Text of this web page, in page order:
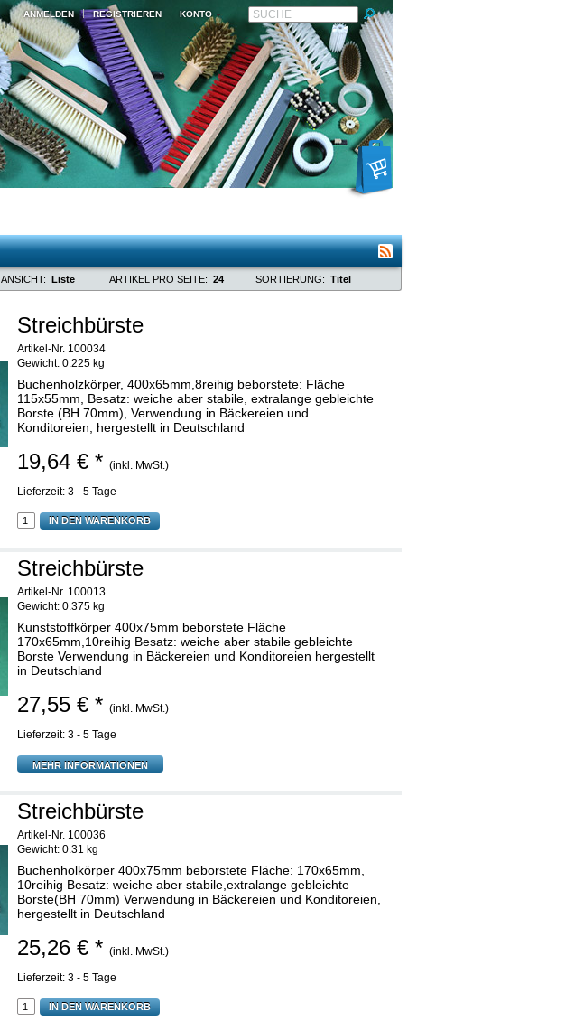
KONTO
ANMELDEN REGISTRIEREN SUCHE
SORTIERUNG: Titel
ARTIKEL PRO SEITE: 24
ANSICHT: Liste
Streichbürste
Artikel-Nr. 100034
Gewicht: 0.225 kg
Buchenholzkörper, 400x65mm,8reihig beborstete: Fläche
115x55mm, Besatz: weiche aber stabile, extralange gebleichte
Borste (BH 70mm), Verwendung in Bäckereien und
Konditoreien, hergestellt in Deutschland
19,64 € * (inkl. MwSt.)
Lieferzeit: 3 - 5 Tage
IN DEN WARENKORB
Streichbürste
Artikel-Nr. 100013
Gewicht: 0.375 kg
Kunststoffkörper 400x75mm beborstete Fläche
170x65mm,10reihig Besatz: weiche aber stabile gebleichte
Borste Verwendung in Bäckereien und Konditoreien hergestellt
in Deutschland
27,55 € * (inkl. MwSt.)
Lieferzeit: 3 - 5 Tage
MEHR INFORMATIONEN
Streichbürste
Artikel-Nr. 100036
Gewicht: 0.31 kg
Buchenholkörper 400x75mm beborstete Fläche: 170x65mm,
10reihig Besatz: weiche aber stabile,extralange gebleichte
Borste(BH 70mm) Verwendung in Bäckereien und Konditoreien,
hergestellt in Deutschland
25,26 € * (inkl. MwSt.)
Lieferzeit: 3 - 5 Tage
IN DEN WARENKORB